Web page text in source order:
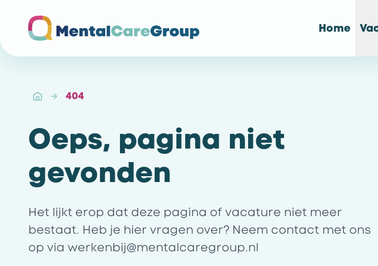
Home
404
Oeps, pagina niet
gevonden
Het lijkt erop dat deze pagina of vacature niet meer
bestaat. Heb je hier vragen over? Neem contact met ons
op via werkenbij@mentalcaregroup.nl